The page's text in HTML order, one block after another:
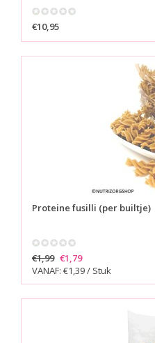
€10,95
Proteine fusilli (per builtje)
€1,99 €1,79
VANAF: €1,39 / Stuk